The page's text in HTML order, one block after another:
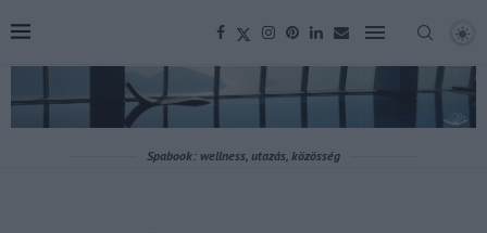
Spabook: wellness, utazás, közösség